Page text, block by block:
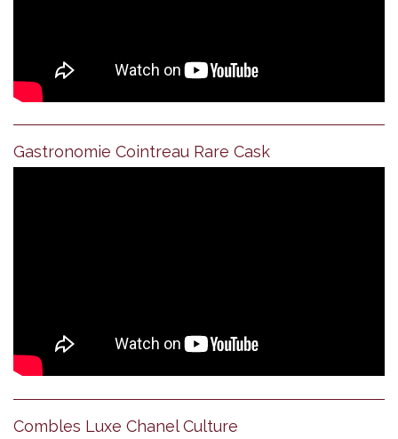
Gastronomie Cointreau Rare Cask
Combles Luxe Chanel Culture